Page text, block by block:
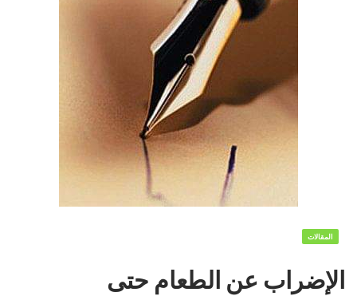
المقالات
الإضراب عن الطعام حتى